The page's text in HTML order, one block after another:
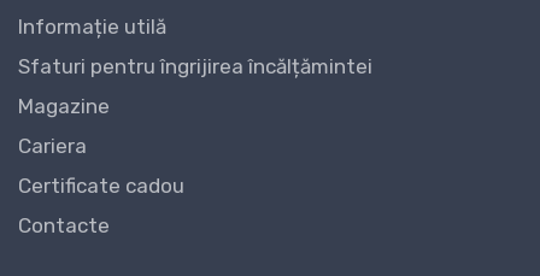
Informație utilă
Sfaturi pentru îngrijirea încălțămintei
Magazine
Cariera
Certificate cadou
Contacte